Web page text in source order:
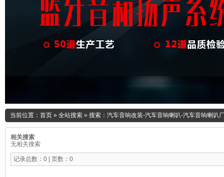
当前位置： 首页 » 全站搜索 » 搜索：汽车音响改装-汽车音响喇叭-汽车音响喇叭
相关搜索
无相关搜索
记录总数：0 | 页数：0